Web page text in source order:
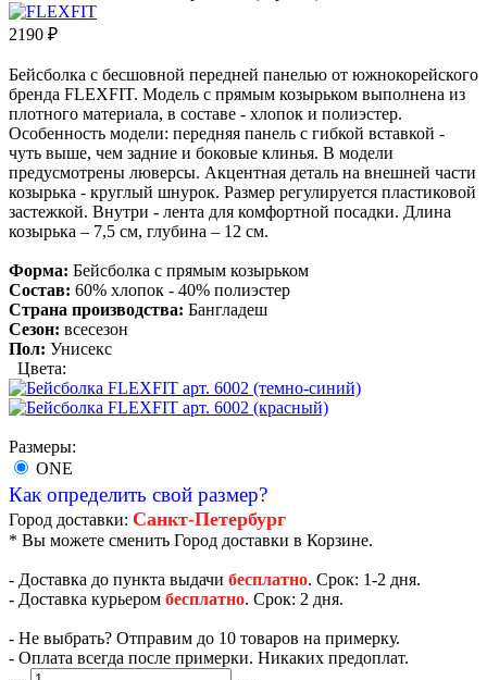
2190 ₽
Бейсболка с бесшовной передней панелью от южнокорейского
бренда FLEXFIT. Модель с прямым козырьком выполнена из
плотного материала, в составе - хлопок и полиэстер.
Особенность модели: передняя панель с гибкой вставкой -
чуть выше, чем задние и боковые клинья. В модели
предусмотрены люверсы. Акцентная деталь на внешней части
козырька - круглый шнурок. Размер регулируется пластиковой
застежкой. Внутри - лента для комфортной посадки. Длина
козырька – 7,5 см, глубина – 12 см.
Форма: Бейсболка с прямым козырьком
Состав: 60% хлопок - 40% полиэстер
Страна производства: Бангладеш
Сезон: всесезон
Пол: Унисекс
Цвета:
Размеры:
ONE
Как определить свой размер?
Город доставки: Санкт-Петербург
* Вы можете сменить Город доставки в Корзине.
- Доставка до пункта выдачи бесплатно. Срок: 1-2 дня.
- Доставка курьером бесплатно. Срок: 2 дня.
- Не выбрать? Отправим до 10 товаров на примерку.
- Оплата всегда после примерки. Никаких предоплат.